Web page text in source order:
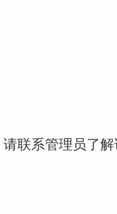
联系管理员了